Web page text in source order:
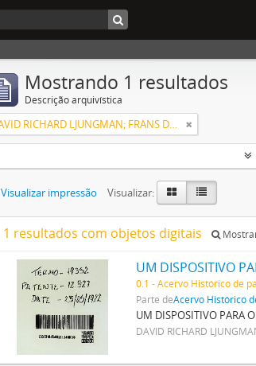
Mostrando 1 resultados
Descrição arquivística
DAVID RICHARD LJUNGMAN; FRANS DANIEL JANSSON
Visualizar impressão Visualizar:
1 resultados com objetos digitais
UM DISPOSITIVO
0.1 - Acervo Histórico de
Parte deAcervo Histórico
UM DISPOSITIVO PARA
DAVID RICHARD